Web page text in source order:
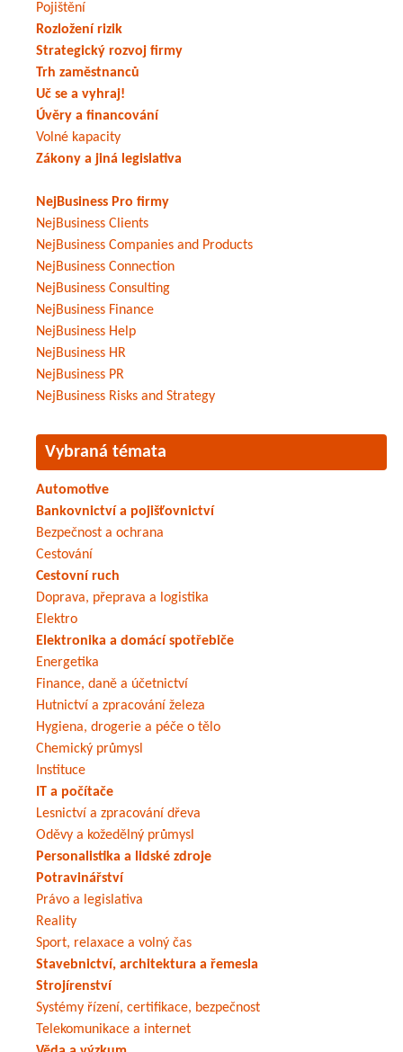
Pojištění
Rozložení rizik
Strategický rozvoj firmy
Trh zaměstnanců
Uč se a vyhraj!
Úvěry a financování
Volné kapacity
Zákony a jiná legislativa
NejBusiness Pro firmy
NejBusiness Clients
NejBusiness Companies and Products
NejBusiness Connection
NejBusiness Consulting
NejBusiness Finance
NejBusiness Help
NejBusiness HR
NejBusiness PR
NejBusiness Risks and Strategy
Vybraná témata
Automotive
Bankovnictví a pojišťovnictví
Bezpečnost a ochrana
Cestování
Cestovní ruch
Doprava, přeprava a logistika
Elektro
Elektronika a domácí spotřebiče
Energetika
Finance, daně a účetnictví
Hutnictví a zpracování železa
Hygiena, drogerie a péče o tělo
Chemický průmysl
Instituce
IT a počítače
Lesnictví a zpracování dřeva
Oděvy a kožedělný průmysl
Personalistika a lidské zdroje
Potravinářství
Právo a legislativa
Reality
Sport, relaxace a volný čas
Stavebnictví, architektura a řemesla
Strojírenství
Systémy řízení, certifikace, bezpečnost
Telekomunikace a internet